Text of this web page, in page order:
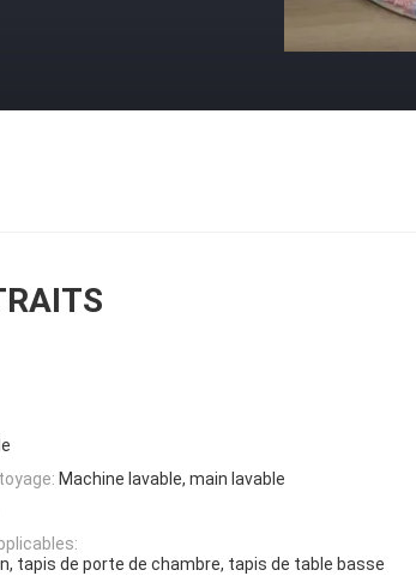
Machine lavable, main lavable
tapis de porte de chambre, tapis de table basse